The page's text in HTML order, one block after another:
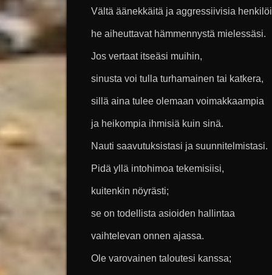
Vältä äänekkäitä ja aggressiivisia
he aiheuttavat hämmennystä mielessäsi.
Jos vertaat itseäsi muihin,
sinusta voi tulla turhamainen tai katkera,
sillä aina tulee olemaan voimakkaampia
ja heikompia ihmisiä kuin sinä.
Nauti saavutuksistasi ja suunnitelmistasi.
Pidä yllä intohimoa tekemisiisi,
kuitenkin nöyrästi;
se on todellista asioiden hallintaa
vaihtelevan onnen ajassa.
Ole varovainen taloutesi kanssa;